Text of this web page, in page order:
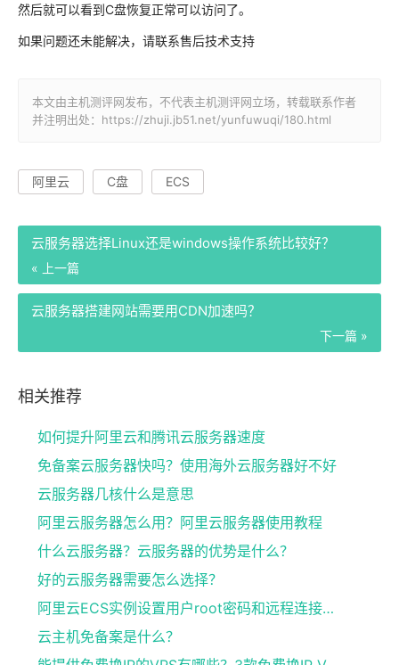
然后就可以看到C盘恢复正常可以访问了。
如果问题还未能解决，请联系售后技术支持
本文由主机测评网发布，不代表主机测评网立场，转载联系作者
并注明出处：https://zhuji.jb51.net/yunfuwuqi/180.html
阿里云 C盘 ECS
云服务器选择Linux还是windows操作系统比较好？
« 上一篇
云服务器搭建网站需要用CDN加速吗？
下一篇 »
相关推荐
如何提升阿里云和腾讯云服务器速度
免备案云服务器快吗？使用海外云服务器好不好
云服务器几核什么是意思
阿里云服务器怎么用？阿里云服务器使用教程
什么云服务器？云服务器的优势是什么？
好的云服务器需要怎么选择？
阿里云ECS实例设置用户root密码和远程连接的方法
云主机免备案是什么？